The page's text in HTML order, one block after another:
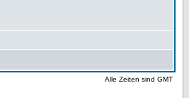
Alle Zeiten sind GMT